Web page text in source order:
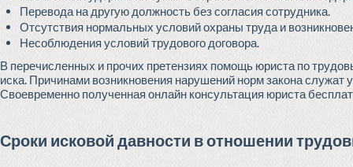
Перевода на другую должность без согласия сотрудника.
Отсутствия нормальных условий охраны труда и
Несоблюдения условий трудового договора.
В перечисленных и прочих претензиях помощь юриста по
иска. Причинами возникновения нарушений норм закона
Своевременно полученная онлайн консультация юриста
Сроки исковой давности в отношении